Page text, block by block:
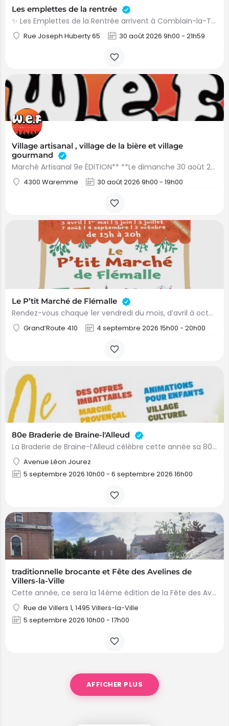
Les emplettes de la rentrée
✨ Les Emplettes de la Rentrée arrivent à Comblain-la-Tour ! ✨ Le dimanche 30 août, venez profiter d’une…
Rue Joseph Huberty 65 30 août 2026 9h00 - 21h59
Village artisanal , village de la bière et village
gourmand
Marché Artisanal 9e ÉDITION** **Le dimanche 30 août 2026** **Parc des Maïeurs – Waremme** **De 9h à 19h** Le…
4300 Waremme 30 août 2026 9h00 - 19h00
Le P’tit Marché de Flémalle
Rendez-vous chaque 1er vendredi du mois, d’avril à octobre, de 15h à 20h, sur l’esplanade de la bibliothèque…
Grand’Route 410 4 septembre 2026 15h00 - 20h00
80e Braderie de Braine-l'Alleud
La Braderie de Braine-l’Alleud célèbre cette année sa 80e édition ! Durant tout le premier week-end de…
Avenue Léon Jourez
5 septembre 2026 10h00 - 6 septembre 2026 16h00
traditionnelle brocante et Fête des Avelines de
Villers-la-Ville
Cette année, ce sera la 14ème édition de la Fête des Avelines et de sa brocante annuelle. Comme d’habitude,…
Rue de Villers 1, 1495 Villers-la-Ville
5 septembre 2026 10h00 - 17h00
AFFICHER PLUS